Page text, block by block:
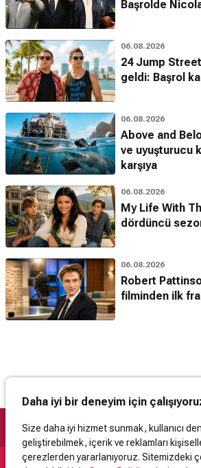
Başrolde
06.08.2026
24 Jump
geldi: Başrol
06.08.2026
Above and
ve uyuşturucu
karşıya
06.08.2026
My Life With
dördüncü
06.08.2026
Robert
filminden ilk
Daha iyi bir deneyim için
Size daha iyi hizmet sunmak, kullanıcı
geliştirebilmek, içerik ve reklamları
çerezlerden yararlanıyoruz. Sitemizdeki